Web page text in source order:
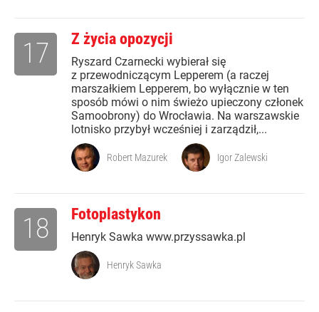
Z życia opozycji
Ryszard Czarnecki wybierał się
z przewodniczącym Lepperem (a raczej
marszałkiem Lepperem, bo wyłącznie w ten
sposób mówi o nim świeżo upieczony członek
Samoobrony) do Wrocławia. Na warszawskie
lotnisko przybył wcześniej i zarządził,...
17
Robert Mazurek Igor Zalewski
Fotoplastykon
Henryk Sawka www.przyssawka.pl
18
Henryk Sawka